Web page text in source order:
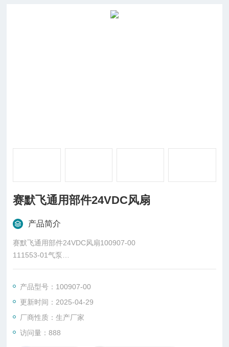
赛默飞通用部件24VDC风扇
产品简介
赛默飞通用部件24VDC风扇100907-00
111553-01气泵
109141-00主板
101023-00压力传感器
101055-00输入滤波器
101681-0024V开关电源
102496-00显示屏
产品型号：100907-00
更新时间：2025-04-29
厂商性质：生产厂家
访问量：888